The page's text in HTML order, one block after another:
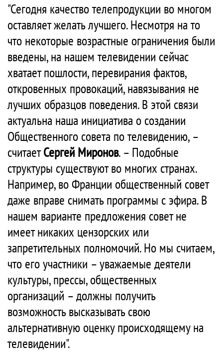
"Сегодня качество телепродукции во многом
оставляет желать лучшего. Несмотря на то
что некоторые возрастные ограничения были
введены, на нашем телевидении сейчас
хватает пошлости, перевирания фактов,
откровенных провокаций, навязывания не
лучших образцов поведения. В этой связи
актуальна наша инициатива о создании
Общественного совета по телевидению, –
считаетСергей Миронов. – Подобные
структуры существуют во многих странах.
Например, во Франции общественный совет
даже вправе снимать программы с эфира. В
нашем варианте предложения совет не
имеет никаких цензорских или
запретительных полномочий. Но мы считаем,
что его участники – уважаемые деятели
культуры, прессы, общественных
организаций – должны получить
возможность высказывать свою
альтернативную оценку происходящему на
телевидении".